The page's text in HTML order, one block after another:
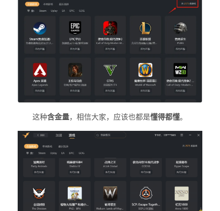
这种含金量，相信大家，应该也都是懂得都懂。